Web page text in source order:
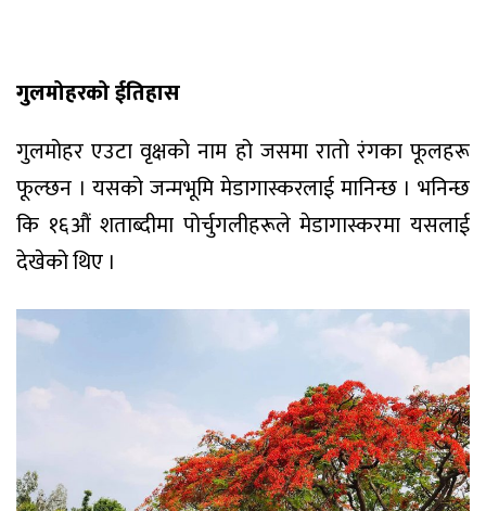
गुलमोहरको ईतिहास
गुलमोहर एउटा वृक्षको नाम हो जसमा रातो रंगका फूलहरू
फूल्छन । यसको जन्मभूमि मेडागास्करलाई मानिन्छ । भनिन्छ
कि १६औं शताब्दीमा पोर्चुगलीहरूले मेडागास्करमा यसलाई
देखेको थिए ।